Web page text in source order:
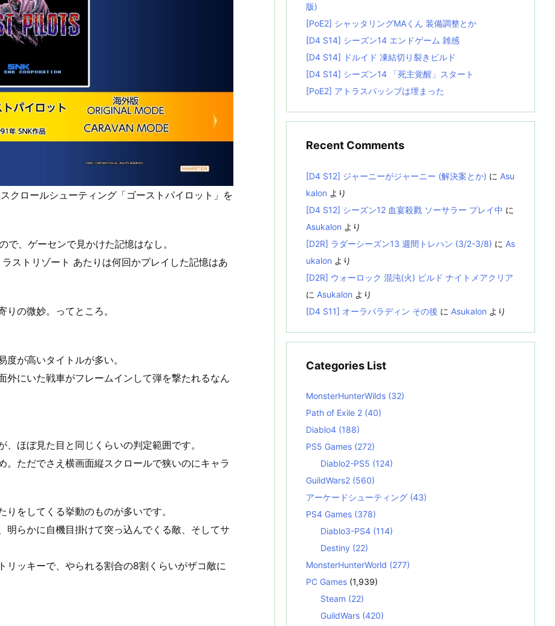
クロールシューティング「ゴーストパイロット」を
、ゲーセンで見かけた記憶はなし。
ストリゾート あたりは何回かプレイした記憶はあ
の微妙。ってところ。
が高いタイトルが多い。
外にいた戦車がフレームインして弾を撃たれるなん
ほぼ見た目と同じくらいの判定範囲です。
。ただでさえ横画面縦スクロールで狭いのにキャラ
をしてくる挙動のものが多いです。
明らかに自機目掛けて突っ込んでくる敵、そしてサ
リッキーで、やられる割合の8割くらいがザコ敵に
版)
[PoE2] シャッタリングMAくん 装備調整とか
[D4 S14] シーズン14 エンドゲーム 雑感
[D4 S14] ドルイド 凍結切り裂きビルド
[D4 S14] シーズン14 「死主覚醒」スタート
[PoE2] アトラスパッシブは埋まった
Recent Comments
[D4 S12] ジャーニーがジャーニー (解決案とか) に Asu
kalon より
[D4 S12] シーズン12 血宴殺戮 ソーサラー プレイ中 に
Asukalon より
[D2R] ラダーシーズン13 週間トレハン (3/2-3/8) に As
ukalon より
[D2R] ウォーロック 混沌(火) ビルド ナイトメアクリア
に Asukalon より
[D4 S11] オーラパラディン その後 に Asukalon より
Categories List
MonsterHunterWilds (32)
Path of Exile 2 (40)
Diablo4 (188)
PS5 Games (272)
Diablo2-PS5 (124)
GuildWars2 (560)
アーケードシューティング (43)
PS4 Games (378)
Diablo3-PS4 (114)
Destiny (22)
MonsterHunterWorld (277)
PC Games (1,939)
Steam (22)
GuildWars (420)